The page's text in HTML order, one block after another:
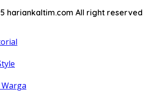
hariankaltim.com All right reserved